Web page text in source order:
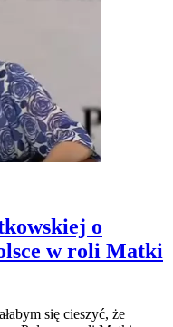
o
w roli Matki
się cieszyć, że